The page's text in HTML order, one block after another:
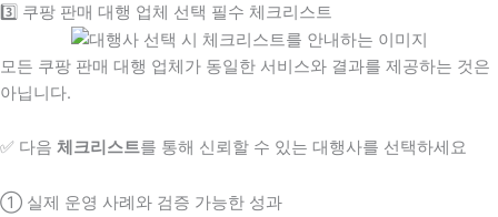
3️⃣ 쿠팡 판매 대행 업체 선택 필수 체크리스트
모든 쿠팡 판매 대행 업체가 동일한 서비스와 결과를 제공하는 것은
아닙니다.
✅ 다음 체크리스트를 통해 신뢰할 수 있는 대행사를 선택하세요
① 실제 운영 사례와 검증 가능한 성과